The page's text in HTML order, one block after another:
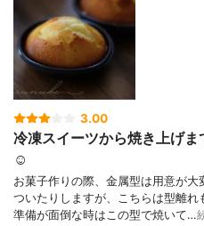
3.00
冷凍スイーツから焼き上げ
☺︎
お菓子作りの際、金属型は用意が
ついたりしますが、こちらは型離
準備が面倒な時はこの型で焼いて…